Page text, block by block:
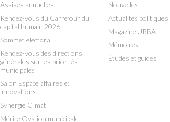
Assises annuelles
Rendez-vous du Carrefour du
capital humain 2026
Sommet électoral
Rendez-vous des directions
générales sur les priorités
municipales
Salon Espace affaires et
innovations
Synergie Climat
Mérite Ovation municipale
Nouvelles
Actualités politiques
Magazine URBA
Mémoires
Études et guides